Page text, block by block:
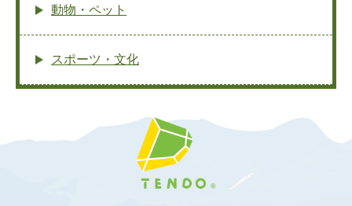
動物・ペット
スポーツ・文化